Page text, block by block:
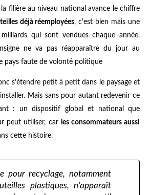
filière au niveau national avance le chiffre
déjà réemployées, c'est bien mais une
qui sont vendues chaque année.
ne va pas réapparaître du jour au
pays faute de volonté politique
s'étendre petit à petit dans le paysage et
Mais sans pour autant redevenir ce
: un dispositif global et national que
peut utiliser, car les consommateurs aussi
cette histoire.
pour recyclage, notamment
plastiques, n’apparaît